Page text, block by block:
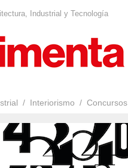
Industrial y Tecnología
Interiorismo Concursos